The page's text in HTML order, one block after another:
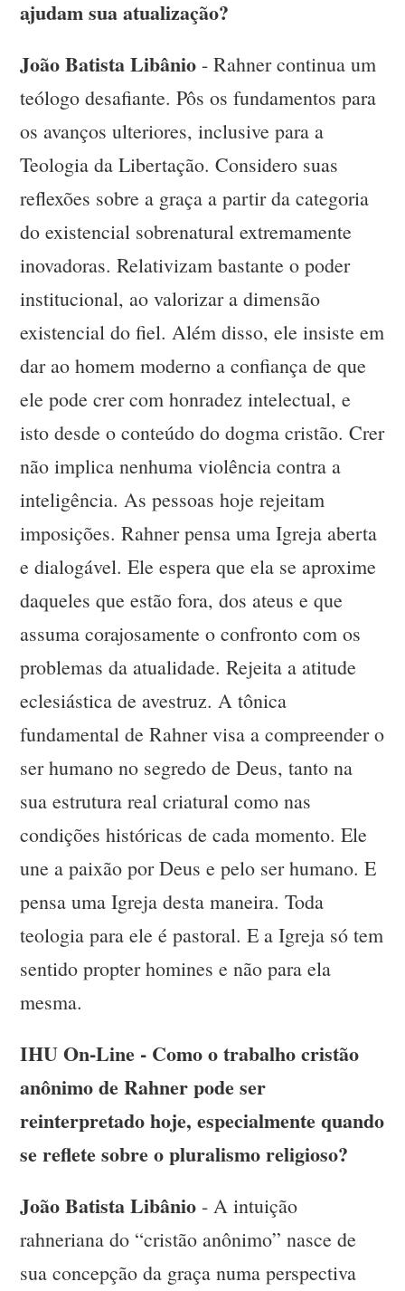
ajudam sua atualização?
João Batista Libânio - Rahner continua um
teólogo desafiante. Pôs os fundamentos para
os avanços ulteriores, inclusive para a
Teologia da Libertação. Considero suas
reflexões sobre a graça a partir da categoria
do existencial sobrenatural extremamente
inovadoras. Relativizam bastante o poder
institucional, ao valorizar a dimensão
existencial do fiel. Além disso, ele insiste em
dar ao homem moderno a confiança de que
ele pode crer com honradez intelectual, e
isto desde o conteúdo do dogma cristão. Crer
não implica nenhuma violência contra a
inteligência. As pessoas hoje rejeitam
imposições. Rahner pensa uma Igreja aberta
e dialogável. Ele espera que ela se aproxime
daqueles que estão fora, dos ateus e que
assuma corajosamente o confronto com os
problemas da atualidade. Rejeita a atitude
eclesiástica de avestruz. A tônica
fundamental de Rahner visa a compreender o
ser humano no segredo de Deus, tanto na
sua estrutura real criatural como nas
condições históricas de cada momento. Ele
une a paixão por Deus e pelo ser humano. E
pensa uma Igreja desta maneira. Toda
teologia para ele é pastoral. E a Igreja só tem
sentido propter homines e não para ela
mesma.
IHU On-Line - Como o trabalho cristão
anônimo de Rahner pode ser
reinterpretado hoje, especialmente quando
se reflete sobre o pluralismo religioso?
João Batista Libânio - A intuição
rahneriana do “cristão anônimo” nasce de
sua concepção da graça numa perspectiva